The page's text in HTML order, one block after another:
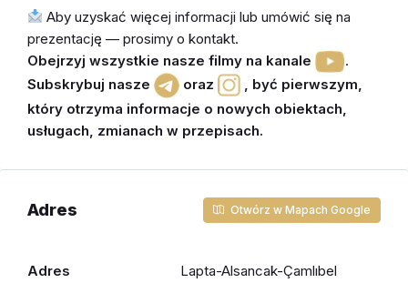
Aby uzyskać więcej informacji lub umówić się na
prezentację — prosimy o kontakt.
Obejrzyj wszystkie nasze filmy na kanale
.
Subskrybuj nasze
oraz , być pierwszym,
który otrzyma informacje o nowych obiektach,
usługach, zmianach w przepisach.
Adres Otwórz w Mapach Google
Adres
Lapta-Alsancak-Çamlıbel